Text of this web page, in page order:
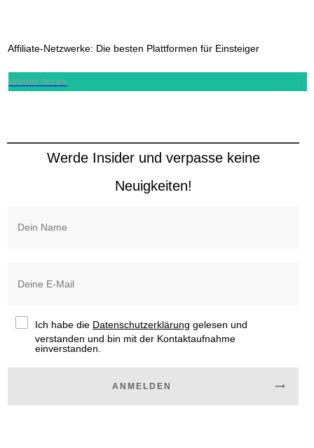
Affiliate-Netzwerke: Die besten Plattformen für Einsteiger
Weiter lesen
Werde Insider und verpasse keine
Neuigkeiten!
Ich habe die Datenschutzerklärung gelesen und
verstanden und bin mit der Kontaktaufnahme
einverstanden.
ANMELDEN